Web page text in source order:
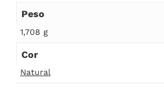
Peso
1,708 g
Cor
Natural